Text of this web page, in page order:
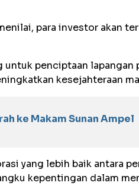
para investor akan
untuk penciptaan lapangan
kesejahteraan
ke Makam Sunan Ampel
yang lebih baik antara
kepentingan dalam